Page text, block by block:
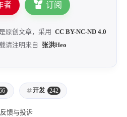
风往事 易博集 繁中方塊社
者 订阅
原创文章，采用 CC BY-NC-ND 4.0
请注明来自
张洪Heo
开发 242
反馈与投诉